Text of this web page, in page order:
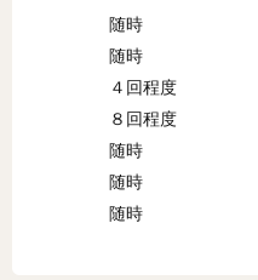
随時
随時
４回程度
８回程度
随時
随時
随時